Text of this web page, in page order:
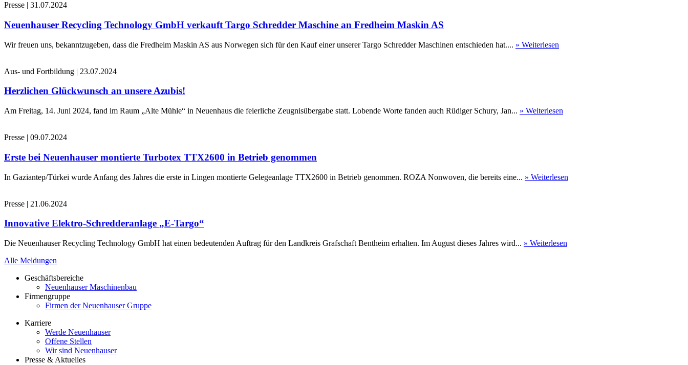
Presse | 31.07.2024
Neuenhauser Recycling Technology GmbH verkauft Targo Schredder Maschine an Fredheim Maskin AS
Wir freuen uns, bekanntzugeben, dass die Fredheim Maskin AS aus Norwegen sich für den Kauf einer unserer Targo Schredder Maschinen entschieden hat.... » Weiterlesen
Aus- und Fortbildung | 23.07.2024
Herzlichen Glückwunsch an unsere Azubis!
Am Freitag, 14. Juni 2024, fand im Raum „Alte Mühle“ in Neuenhaus die feierliche Zeugnisübergabe statt. Lobende Worte fanden auch Rüdiger Schury, Jan... » Weiterlesen
Presse | 09.07.2024
Erste bei Neuenhauser montierte Turbotex TTX2600 in Betrieb genommen
In Gaziantep/Türkei wurde Anfang des Jahres die erste in Lingen montierte Gelegeanlage TTX2600 in Betrieb genommen. ROZA Nonwoven, die bereits eine... » Weiterlesen
Presse | 21.06.2024
Innovative Elektro-Schredderanlage „E-Targo“
Die Neuenhauser Recycling Technology GmbH hat einen bedeutenden Auftrag für den Landkreis Grafschaft Bentheim erhalten. Im August dieses Jahres wird... » Weiterlesen
Alle Meldungen
Geschäftsbereiche
Neuenhauser Maschinenbau
Firmengruppe
Firmen der Neuenhauser Gruppe
Karriere
Werde Neuenhauser
Offene Stellen
Wir sind Neuenhauser
Presse & Aktuelles